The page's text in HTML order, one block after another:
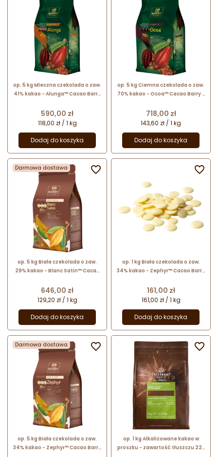
op. 5 kg Mleczna czekolada o zaw.
41% kakao - Alunga™ Cacao Barry
Cena
590,00 zł
118,00 zł / 1 kg
Dodaj do koszyka
op. 5 kg Ciemna czekolada o zaw.
70% kakao - Ocoa™ Cacao Barry -
Cena
718,00 zł
143,60 zł / 1 kg
Dodaj do koszyka
Darmowa dostawa
op. 5 kg Biała czekolada o zaw.
29% kakao - Blanc Satin™ Cacao
Cena
646,00 zł
129,20 zł / 1 kg
Dodaj do koszyka

op. 1 kg Biała czekolada o zaw.
34% kakao - Zephyr™ Cacao Barry
Cena
161,00 zł
161,00 zł / 1 kg
Dodaj do koszyka

Darmowa dostawa
op. 5 kg Biała czekolada o zaw.
34% kakao - Zephyr™ Cacao Barry

op. 1 kg Alkalizowane kakao w
proszku - zawartość tłuszczu 22-
